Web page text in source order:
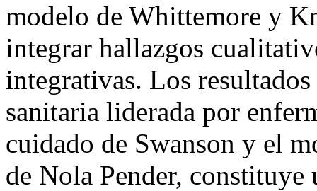
modelo de Whittemore y
integrar hallazgos
integrativas. Los
sanitaria liderada por
cuidado de Swanson y el
de Nola Pender, constituye